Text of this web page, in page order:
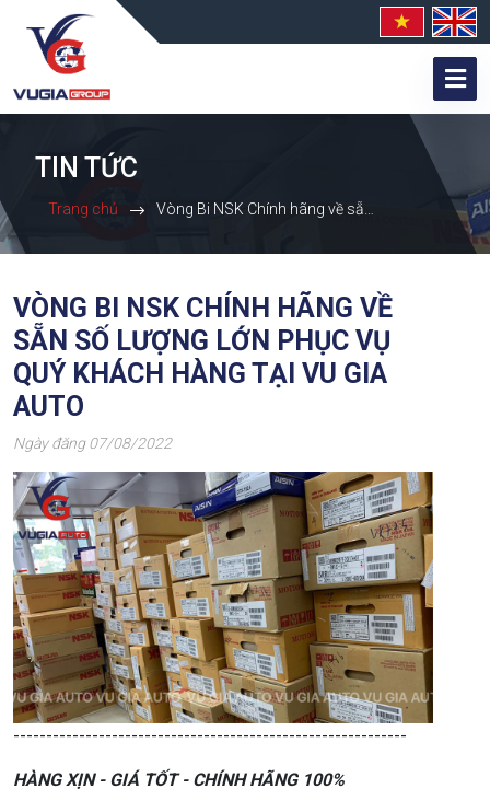
TIN TỨC
Trang chủ
VÒNG BI NSK CHÍNH HÃNG VỀ
SẴN SỐ LƯỢNG LỚN PHỤC VỤ
QUÝ KHÁCH HÀNG TẠI VU GIA
AUTO
Ngày đăng 07/08/2022
------------------------------------------------------------
HÀNG XỊN - GIÁ TỐT - CHÍNH HÃNG 100%